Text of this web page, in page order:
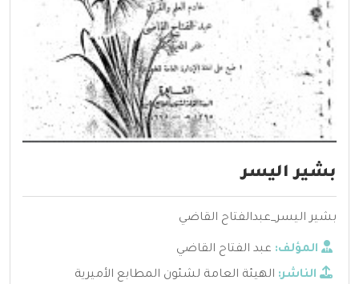
بشير اليسر
بشير اليسر_عبدالفتاح القاضي
المؤلف: عبد الفتاح القاضي
الناشر: الهيئة العامة لشئون المطابع الأميرية